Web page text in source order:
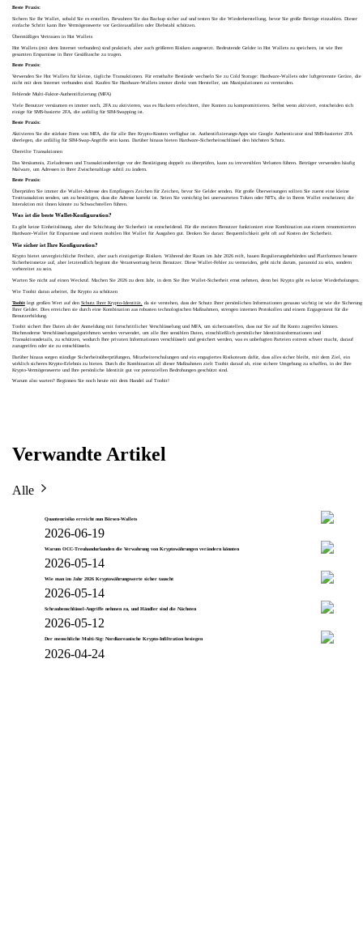
Beste Praxis:
Sichern Sie Ihr Wallet, sobald Sie es erstellen. Bewahren Sie das Backup sicher auf und testen Sie die Wiederherstellung, bevor Sie große Beträge einzahlen. Dieser
einfache Schritt kann Ihre Vermögenswerte vor Geräteausfällen oder Diebstahl schützen.
Übermäßiges Vertrauen in Hot Wallets
Hot Wallets (mit dem Internet verbunden) sind praktisch, aber auch größeren Risiken ausgesetzt. Bedeutende Gelder in Hot Wallets zu speichern, ist wie Ihre
gesamten Ersparnisse in Ihrer Gesäßtasche zu tragen.
Beste Praxis:
Verwenden Sie Hot Wallets für kleine, tägliche Transaktionen. Für ernsthafte Bestände wechseln Sie zu Cold Storage: Hardware-Wallets oder luftgetrennte Geräte, die
nicht mit dem Internet verbunden sind. Kaufen Sie Hardware-Wallets immer direkt vom Hersteller, um Manipulationen zu vermeiden.
Fehlende Multi-Faktor-Authentifizierung (MFA)
Viele Benutzer versäumen es immer noch, 2FA zu aktivieren, was es Hackern erleichtert, ihre Konten zu kompromittieren. Selbst wenn aktiviert, entscheiden sich
einige für SMS-basierte 2FA, die anfällig für SIM-Swapping ist.
Beste Praxis:
Aktivieren Sie die stärkste Form von MFA, die für alle Ihre Krypto-Konten verfügbar ist. Authentifizierungs-Apps wie Google Authenticator sind SMS-basierter 2FA
überlegen, die anfällig für SIM-Swap-Angriffe sein kann. Darüber hinaus bieten Hardware-Sicherheitsschlüssel den höchsten Schutz.
Übereilte Transaktionen
Das Versäumnis, Zieladressen und Transaktionsbeträge vor der Bestätigung doppelt zu überprüfen, kann zu irreversiblen Verlusten führen. Betrüger verwenden häufig
Malware, um Adressen in Ihrer Zwischenablage subtil zu ändern.
Beste Praxis:
Überprüfen Sie immer die Wallet-Adresse des Empfängers Zeichen für Zeichen, bevor Sie Gelder senden. Für große Überweisungen sollten Sie zuerst eine kleine
Testtransaktion senden, um zu bestätigen, dass die Adresse korrekt ist. Seien Sie vorsichtig bei unerwarteten Token oder NFTs, die in Ihrem Wallet erscheinen; die
Interaktion mit ihnen könnte zu Schwachstellen führen.
Was ist die beste Wallet-Konfiguration?
Es gibt keine Einheitslösung, aber die Schichtung der Sicherheit ist entscheidend. Für die meisten Benutzer funktioniert eine Kombination aus einem renommierten
Hardware-Wallet für Ersparnisse und einem mobilen Hot Wallet für Ausgaben gut. Denken Sie daran: Bequemlichkeit geht oft auf Kosten der Sicherheit.
Wie sicher ist Ihre Konfiguration?
Krypto bietet unvergleichliche Freiheit, aber auch einzigartige Risiken. Während der Raum im Jahr 2026 reift, bauen Regulierungsbehörden und Plattformen bessere
Sicherheitsnetze auf, aber letztendlich beginnt die Verantwortung beim Benutzer. Diese Wallet-Fehler zu vermeiden, geht nicht darum, paranoid zu sein, sondern
vorbereitet zu sein.
Warten Sie nicht auf einen Weckruf. Machen Sie 2026 zu dem Jahr, in dem Sie Ihre Wallet-Sicherheit ernst nehmen, denn bei Krypto gibt es keine Wiederholungen.
Wie Toobit daran arbeitet, Ihr Krypto zu schützen
Toobitlegt großen Wert auf den Schutz Ihrer Krypto-Identität,
da sie verstehen, dass der Schutz Ihrer persönlichen Informationen genauso wichtig ist wie die Sicherung
Ihrer Gelder. Dies erreichen sie durch eine Kombination aus robusten technologischen Maßnahmen, strengen internen Protokollen und einem Engagement für die
Benutzerbildung.
Toobit sichert Ihre Daten ab der Anmeldung mit fortschrittlicher Verschlüsselung und MFA, um sicherzustellen, dass nur Sie auf Ihr Konto zugreifen können.
Hochmoderne Verschlüsselungsalgorithmen werden verwendet, um alle Ihre sensiblen Daten, einschließlich persönlicher Identitätsinformationen und
Transaktionsdetails, zu schützen, wodurch Ihre privaten Informationen verschlüsselt und gesichert werden, was es unbefugten Parteien extrem schwer macht, darauf
zuzugreifen oder sie zu entschlüsseln.
Darüber hinaus sorgen ständige Sicherheitsüberprüfungen, Mitarbeiterschulungen und ein engagiertes Risikoteam dafür, dass alles sicher bleibt, mit dem Ziel, ein
wirklich sicheres Krypto-Erlebnis zu bieten. Durch die Kombination all dieser Maßnahmen zielt Toobit darauf ab, eine sichere Umgebung zu schaffen, in der Ihre
Krypto-Vermögenswerte und Ihre persönliche Identität gut vor potenziellen Bedrohungen geschützt sind.
Warum also warten? Beginnen Sie noch heute mit dem Handel auf Toobit!
Verwandte Artikel
Alle
Quantenrisiko erreicht nun Börsen-Wallets
2026-06-19
Warum OCC-Treuhandurkunden die Verwahrung von Kryptowährungen verändern könnten
2026-05-14
Wie man im Jahr 2026 Kryptowährungswerte sicher tauscht
2026-05-14
Schraubenschlüssel-Angriffe nehmen zu, und Händler sind die Nächsten
2026-05-12
Der menschliche Multi-Sig: Nordkoreanische Krypto-Infiltration besiegen
2026-04-24